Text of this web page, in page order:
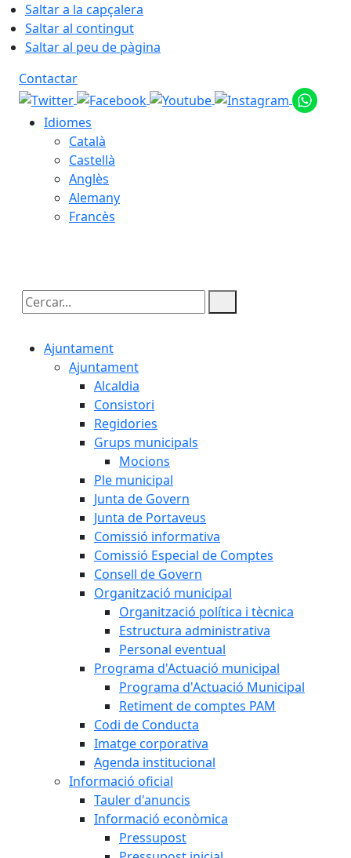
Saltar a la capçalera
Saltar al contingut
Saltar al peu de pàgina
Contactar
Idiomes
Català
Castellà
Anglès
Alemany
Francès
Cercar:
Ajuntament
Ajuntament
Alcaldia
Consistori
Regidories
Grups municipals
Mocions
Ple municipal
Junta de Govern
Junta de Portaveus
Comissió informativa
Comissió Especial de Comptes
Consell de Govern
Organització municipal
Organització política i tècnica
Estructura administrativa
Personal eventual
Programa d'Actuació municipal
Programa d'Actuació Municipal
Retiment de comptes PAM
Codi de Conducta
Imatge corporativa
Agenda institucional
Informació oficial
Tauler d'anuncis
Informació econòmica
Pressupost